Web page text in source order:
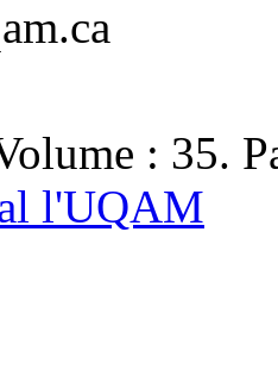
: 35.
l'UQAM